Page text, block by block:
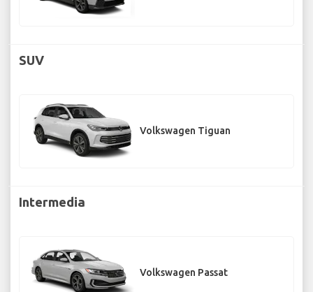
SUV
Volkswagen Tiguan
Intermedia
Volkswagen Passat